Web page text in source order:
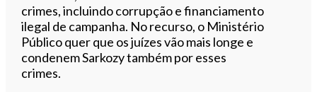
crimes, incluindo corrupção e financiamento
ilegal de campanha. No recurso, o Ministério
Público quer que os juízes vão mais longe e
condenem Sarkozy também por esses
crimes.